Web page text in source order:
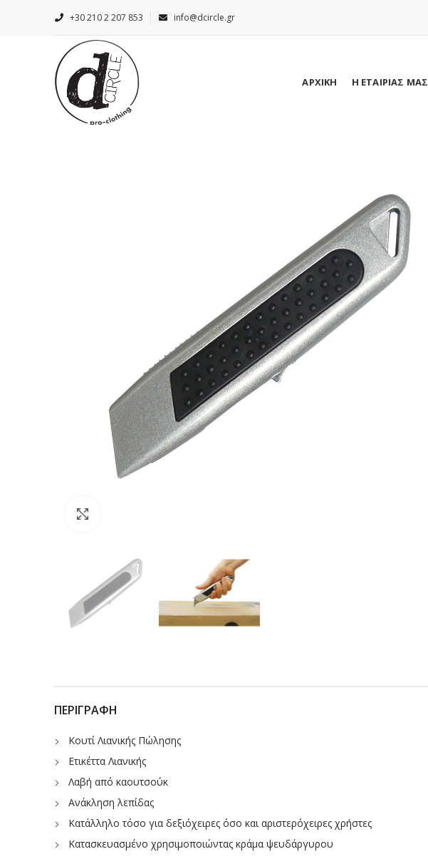
+30 210 2 207 853 info@dcircle.gr
ΑΡΧΙΚΗ Η ΕΤΑΙΡΙΑΣ ΜΑΣ
ΠΕΡΙΓΡΑΦΉ
Κουτί Λιανικής Πώλησης
Ετικέττα Λιανικής
Λαβή από καουτσούκ
Ανάκληση λεπίδας
Κατάλληλο τόσο για δεξιόχειρες όσο και αριστερόχειρες χρήστες
Κατασκευασμένο χρησιμοποιώντας κράμα ψευδάργυρου